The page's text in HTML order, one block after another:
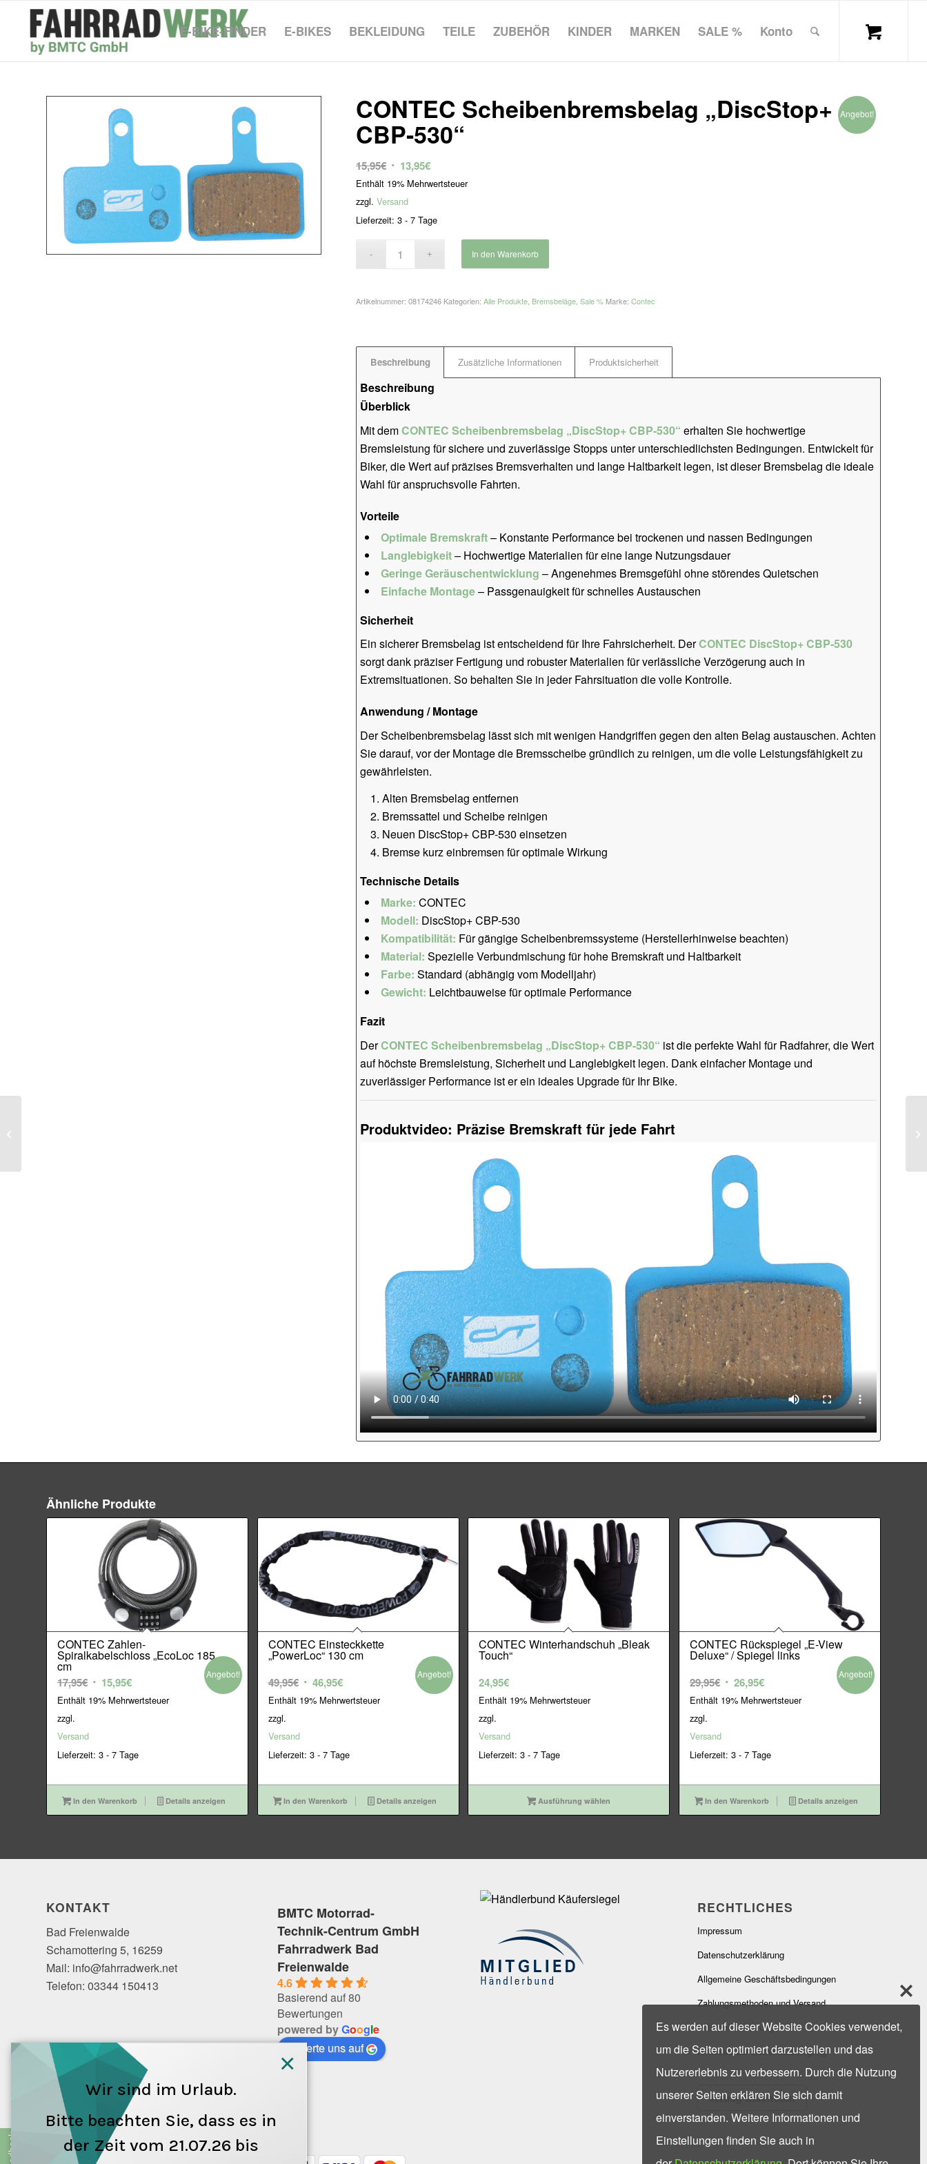
E-BIKE-FINDER E-BIKES BEKLEIDUNG TEILE ZUBEHÖR KINDER MARKEN SALE % Konto
Angebot!
CONTEC Scheibenbremsbelag „DiscStop+
CBP-530“
15,95€ Ursprünglicher
Preis
war:
15,95€
13,95€Aktueller
Preis
Enthält 19% Mehrwertsteuer
zzgl.Versand
Lieferzeit: 3 - 7 Tage
In den Warenkorb
Artikelnummer:08174246 Kategorien:Alle Produkte Bremsbeläge ,Sale % Marke:Contec
Beschreibung Zusätzliche Informationen Produktsicherheit
Beschreibung
Überblick
Mit demCONTEC Scheibenbremsbelag „DiscStop+ CBP-530“ erhalten Sie hochwertige
Bremsleistung für sichere und zuverlässige Stopps unter unterschiedlichsten Bedingungen. Entwickelt für
Biker, die Wert auf präzises Bremsverhalten und lange Haltbarkeit legen, ist dieser Bremsbelag die ideale
Wahl für anspruchsvolle Fahrten.
Vorteile
Optimale Bremskraft– Konstante Performance bei trockenen und nassen Bedingungen
Langlebigkeit– Hochwertige Materialien für eine lange Nutzungsdauer
Geringe Geräuschentwicklung – Angenehmes Bremsgefühl ohne störendes Quietschen
Einfache Montage– Passgenauigkeit für schnelles Austauschen
Sicherheit
Ein sicherer Bremsbelag ist entscheidend für Ihre Fahrsicherheit. DerCONTEC DiscStop+ CBP-530
sorgt dank präziser Fertigung und robuster Materialien für verlässliche Verzögerung auch in
Extremsituationen. So behalten Sie in jeder Fahrsituation die volle Kontrolle.
Anwendung / Montage
Der Scheibenbremsbelag lässt sich mit wenigen Handgriffen gegen den alten Belag austauschen. Achten
Sie darauf, vor der Montage die Bremsscheibe gründlich zu reinigen, um die volle Leistungsfähigkeit zu
gewährleisten.
Alten Bremsbelag entfernen
Bremssattel und Scheibe reinigen
Neuen DiscStop+ CBP-530 einsetzen
Bremse kurz einbremsen für optimale Wirkung
Technische Details
Marke: CONTEC
Modell: DiscStop+ CBP-530
Kompatibilität: Für gängige Scheibenbremssysteme (Herstellerhinweise beachten)
Material: Spezielle Verbundmischung für hohe Bremskraft und Haltbarkeit
Farbe: Standard (abhängig vom Modelljahr)
Gewicht: Leichtbauweise für optimale Performance
Fazit
DerCONTEC Scheibenbremsbelag „DiscStop+ CBP-530“ ist die perfekte Wahl für Radfahrer, die Wert
auf höchste Bremsleistung, Sicherheit und Langlebigkeit legen. Dank einfacher Montage und
zuverlässiger Performance ist er ein ideales Upgrade für Ihr Bike.
Produktvideo: Präzise Bremskraft für jede Fahrt
Ähnliche Produkte
CONTEC Zahlen-
Spiralkabelschloss „EcoLoc 185
cm
17,95€ Ursprünglicher
Preis
15,95€Aktueller
Preis
Enthält 19% Mehrwertsteuer
zzgl.
Versand
Lieferzeit: 3 - 7 Tage
Angebot!
In den Warenkorb Details anzeigen
CONTEC Einsteckkette
„PowerLoc“ 130 cm
49,95€ Ursprünglicher
Preis
46,95€Aktueller
Preis
Enthält 19% Mehrwertsteuer
zzgl.
Versand
Lieferzeit: 3 - 7 Tage
Angebot!
In den Warenkorb Details anzeigen
CONTEC Winterhandschuh „Bleak
Touch“
24,95€
Enthält 19% Mehrwertsteuer
zzgl.
Versand
Lieferzeit: 3 - 7 Tage
Ausführung wählen
CONTEC Rückspiegel „E-View
Deluxe“ / Spiegel links
29,95€ Ursprünglicher
Preis
26,95€Aktueller
Preis
Enthält 19% Mehrwertsteuer
zzgl.
Versand
Lieferzeit: 3 - 7 Tage
Angebot!
In den Warenkorb Details anzeigen
KONTAKT
Bad Freienwalde
Schamottering 5, 16259
Mail: info@fahrradwerk.net
Telefon: 03344 150413
BMTC Motorrad-
Technik-Centrum GmbH
Fahrradwerk Bad
Freienwalde
4.6
Basierend auf 80
Bewertungen
powered byGoogle
bewerte uns auf
RECHTLICHES
Impressum
Datenschutzerklärung
Allgemeine Geschäftsbedingungen
Zahlungsmethoden und Versand
Widerrufsbelehrung
Hinweise zur Batterieentsorgung
Vertrag widerrufen
Es werden auf dieser Website Cookies verwendet,
um die Seiten optimiert darzustellen und das
Nutzererlebnis zu verbessern. Durch die Nutzung
unserer Seiten erklären Sie sich damit
einverstanden. Weitere Informationen und
Einstellungen finden Sie auch in
Wir sind im Urlaub.
Bitte beachten Sie, dass es in
der Zeit vom 21.07.26 bis
×